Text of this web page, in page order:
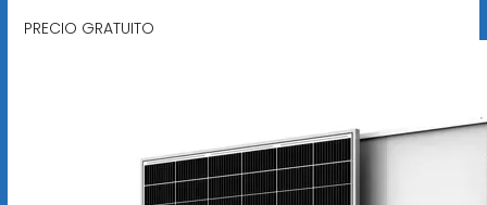
PRECIO GRATUITO